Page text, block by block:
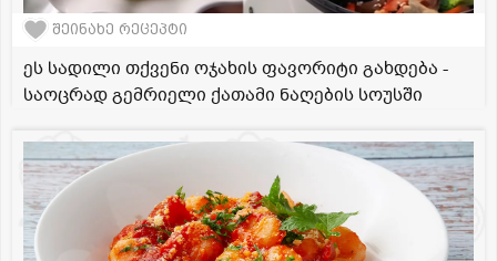
შეინახე რეცეპტი
ეს სადილი თქვენი ოჯახის ფავორიტი გახდება -
საოცრად გემრიელი ქათამი ნაღების სოუსში